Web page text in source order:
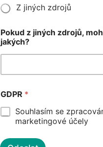
Z jiných zdrojů
Pokud z jiných zdrojů,
jakých?
GDPR *
Souhlasím se
marketingové účely